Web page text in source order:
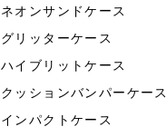
ネオンサンドケース
グリッターケース
ハイブリットケース
クッションバンパーケース
インパクトケース